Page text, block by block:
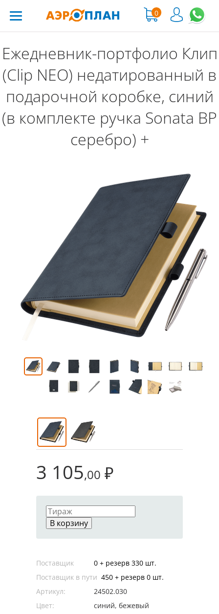
0
Ежедневник-портфолио Клип
(Clip NEO) недатированный в
подарочной коробке, синий
(в комплекте ручка Sonata BP
серебро) +
3 105,00 ₽
В корзину
Поставщик
0 + резерв 330 шт.
Поставщик в пути 450 + резерв 0 шт.
Артикул:
24502.030
Цвет:
синий, бежевый